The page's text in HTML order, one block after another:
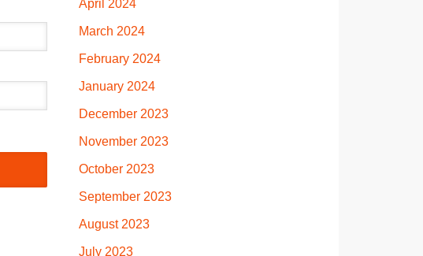
April 2024
March 2024
February 2024
January 2024
December 2023
November 2023
October 2023
September 2023
August 2023
July 2023